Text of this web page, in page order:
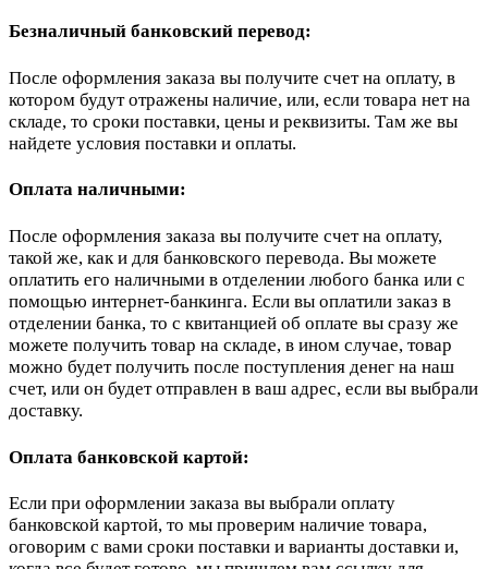
Безналичный банковский перевод:
После оформления заказа вы получите счет на оплату, в
котором будут отражены наличие, или, если товара нет на
складе, то сроки поставки, цены и реквизиты. Там же вы
найдете условия поставки и оплаты.
Оплата наличными:
После оформления заказа вы получите счет на оплату,
такой же, как и для банковского перевода. Вы можете
оплатить его наличными в отделении любого банка или с
помощью интернет-банкинга. Если вы оплатили заказ в
отделении банка, то с квитанцией об оплате вы сразу же
можете получить товар на складе, в ином случае, товар
можно будет получить после поступления денег на наш
счет, или он будет отправлен в ваш адрес, если вы выбрали
доставку.
Оплата банковской картой:
Если при оформлении заказа вы выбрали оплату
банковской картой, то мы проверим наличие товара,
оговорим с вами сроки поставки и варианты доставки и,